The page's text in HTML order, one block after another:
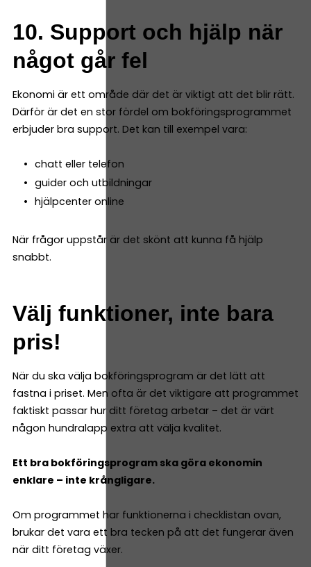
10. Support och hjälp när
något går fel
Ekonomi är ett område där det är viktigt att det blir rätt.
Därför är det en stor fördel om bokföringsprogrammet
erbjuder bra support. Det kan till exempel vara:
chatt eller telefon
guider och utbildningar
hjälpcenter online
När frågor uppstår är det skönt att kunna få hjälp
snabbt.
Välj funktioner, inte bara
pris!
När du ska välja bokföringsprogram är det lätt att
fastna i priset. Men ofta är det viktigare att programmet
faktiskt passar hur ditt företag arbetar – det är värt
någon hundralapp extra att välja kvalitet.
Ett bra bokföringsprogram ska göra ekonomin
enklare – inte krångligare.
Om programmet har funktionerna i checklistan ovan,
brukar det vara ett bra tecken på att det fungerar även
när ditt företag växer.